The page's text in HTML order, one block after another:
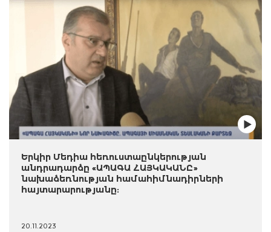
Երկիր Մեդիա հեռուստաընկերության
անդրադարձը «ԱՊԱԳԱ ՀԱՅԿԱԿԱՆԸ»
նախաձեռնության համահիմնադիրների
հայտարարությանը:
20.11.2023